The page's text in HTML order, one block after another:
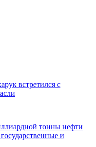
встретился с
тонны нефти
и